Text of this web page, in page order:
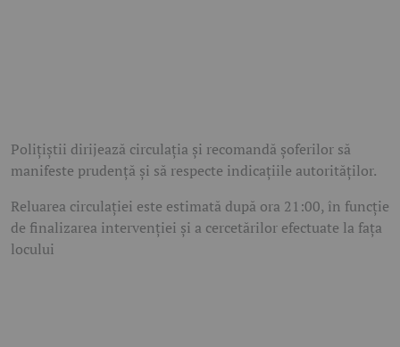
Polițiștii dirijează circulația și recomandă șoferilor să
manifeste prudență și să respecte indicațiile autorităților.
Reluarea circulației este estimată după ora 21:00, în funcție
de finalizarea intervenției și a cercetărilor efectuate la fața
locului